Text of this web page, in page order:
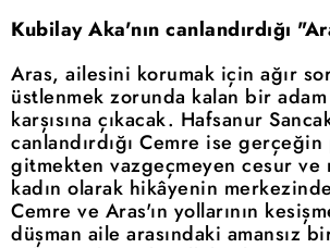
Kubilay Aka'nın canlandırdığı
Aras, ailesini korumak için ağır
üstlenmek zorunda kalan bir
karşısına çıkacak. Hafsanur
canlandırdığı Cemre ise
gitmekten vazgeçmeyen cesur
kadın olarak hikâyenin
Cemre ve Aras'ın yollarının
düşman aile arasındaki amansız